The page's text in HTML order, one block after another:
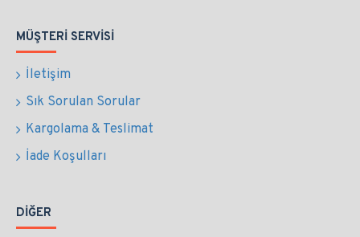
MÜŞTERI SERVISI
İletişim
Sık Sorulan Sorular
Kargolama & Teslimat
İade Koşulları
DIĞER